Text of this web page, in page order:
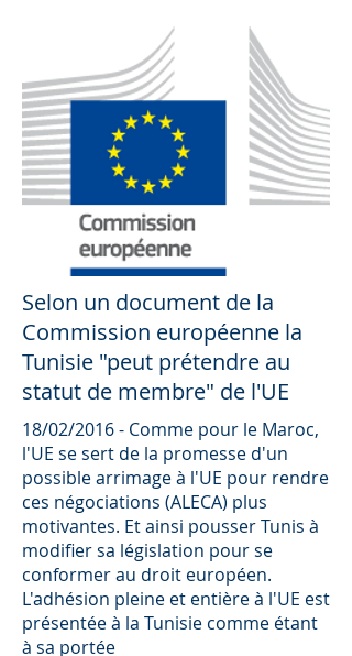
Selon un document de la
Commission européenne la
Tunisie "peut prétendre au
statut de membre" de l'UE
18/02/2016 - Comme pour le Maroc,
l'UE se sert de la promesse d'un
possible arrimage à l'UE pour rendre
ces négociations (ALECA) plus
motivantes. Et ainsi pousser Tunis à
modifier sa législation pour se
conformer au droit européen.
L'adhésion pleine et entière à l'UE est
présentée à la Tunisie comme étant
à sa portée